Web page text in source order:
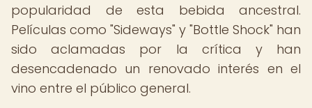
popularidad de esta bebida ancestral.
Películas como "Sideways" y "Bottle Shock" han
sido aclamadas por la crítica y han
desencadenado un renovado interés en el
vino entre el público general.